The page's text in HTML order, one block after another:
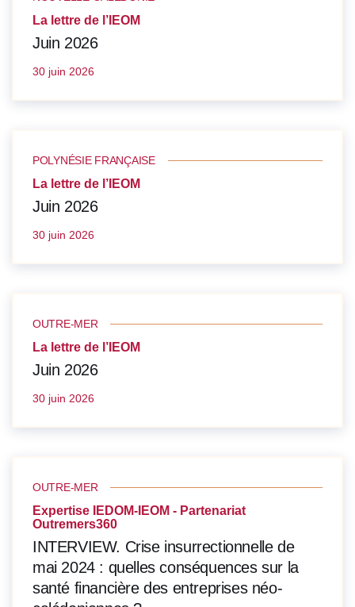
La lettre de l’IEOM
Juin 2026
30 juin 2026
POLYNÉSIE FRANÇAISE
La lettre de l’IEOM
Juin 2026
30 juin 2026
OUTRE-MER
La lettre de l’IEOM
Juin 2026
30 juin 2026
OUTRE-MER
Expertise IEDOM-IEOM - Partenariat
Outremers360
INTERVIEW. Crise insurrectionnelle de
mai 2024 : quelles conséquences sur la
santé financière des entreprises néo-